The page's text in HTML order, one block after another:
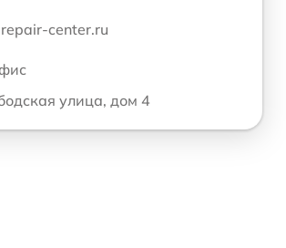
center.ru
улица, дом 4